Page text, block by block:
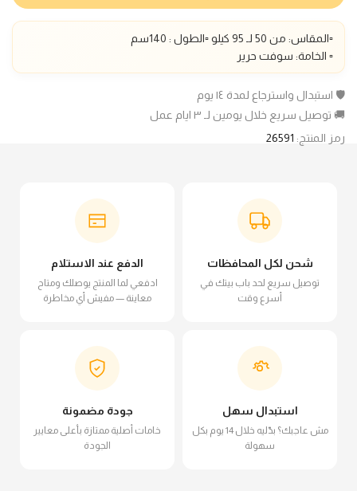
▫️المقاس: من 50 لـ 95 كيلو ▫️الطول : 140سم
▫️ الخامة: سوفت حرير
🛡️ استبدال واسترجاع لمدة ١٤ يوم
🚚 توصيل سريع خلال يومين لـ ٣ ايام عمل
رمز المنتج: 26591
شحن لكل المحافظات
توصيل سريع لحد باب بيتك في
أسرع وقت
الدفع عند الاستلام
ادفعي لما المنتج يوصلك ومتاح
معاينة — مفيش أي مخاطرة
استبدال سهل
مش عاجبك؟ بدّليه خلال 14 يوم بكل
سهولة
جودة مضمونة
خامات أصلية ممتازة بأعلى معايير
الجودة